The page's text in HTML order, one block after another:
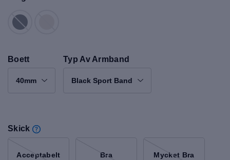
Boett
40mm
Typ Av Armband
Black Sport Band
Skick
Acceptabelt Bra Mycket Bra